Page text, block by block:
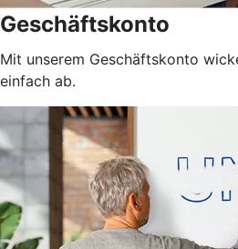
Geschäftskonto
Mit unserem Geschäftskonto
einfach ab.